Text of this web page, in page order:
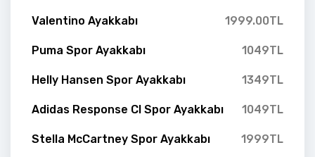
Valentino Ayakkabı 1999.00TL
Puma Spor Ayakkabı 1049TL
Helly Hansen Spor Ayakkabı 1349TL
Adidas Response Cl Spor Ayakkabı 1049TL
Stella McCartney Spor Ayakkabı 1999TL